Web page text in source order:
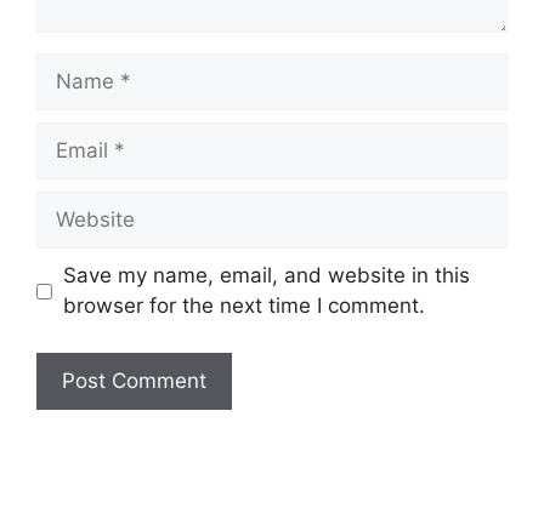
Name
Email
Website
Save my name, email, and website in this
browser for the next time I comment.